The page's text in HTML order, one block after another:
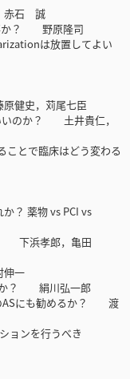
赤石 誠
か？ 野原隆司
は放置してよい
健史，苅尾七臣
いのか？ 土井貴仁，
とで臨床はどう変わる
？ 薬物 vs PCI vs
下浜孝郎，亀田
一
か？ 絹川弘一郎
ASにも勧めるか？ 渡
ョンを行うべき